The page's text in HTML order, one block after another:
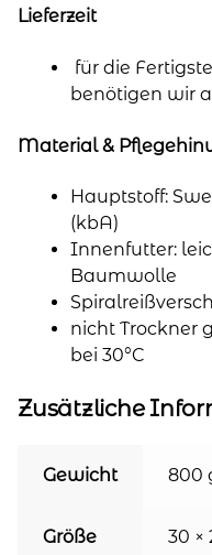
Lieferzeit
für die
benötigen wir
Material &
Hauptstoff:
(kbA)
Innenfutter:
Baumwolle
nicht Trockner
bei 30°C
Zusätzliche
Gewicht 800
Größe 30 ×